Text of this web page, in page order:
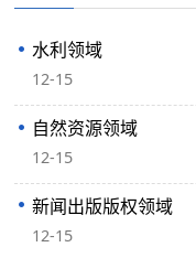
水利领域
12-15
自然资源领域
12-15
新闻出版版权领域
12-15